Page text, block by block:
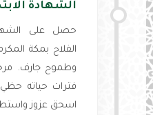
الشهادة
حصل على
الفلاح بمكة
وطموح جارف.
فترات حياته حظي
اسحق عزوز